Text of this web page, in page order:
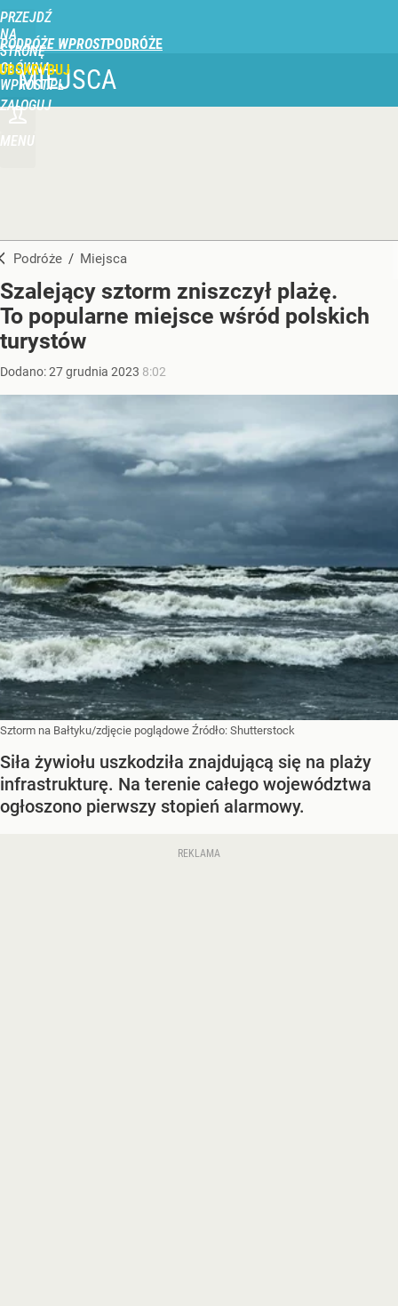
PRZEJDŹ
NA
STRONĘ
GŁÓWNĄ
WPROST.PL
PODRÓŻE WPROST
ZALOGUJ
MENU
MIEJSCA
Podróże / Miejsca
Szalejący sztorm zniszczył plażę.
To popularne miejsce wśród polskich
turystów
Dodano:27grudnia 2023 8:02
Sztorm na Bałtyku/zdjęcie poglądowe Źródło: Shutterstock
Siła żywiołu uszkodziła znajdującą się na plaży
infrastrukturę. Na terenie całego województwa
ogłoszono pierwszy stopień alarmowy.